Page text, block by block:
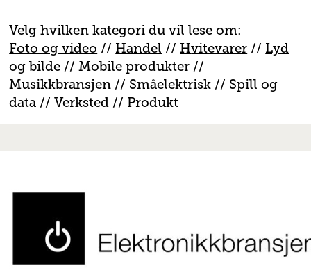
Velg hvilken kategori du vil lese om:
Foto og video // Handel // Hvitevarer // Lyd
og bilde //Mobile produkter //
Musikkbransjen // Småelektrisk // Spill og
data //Verksted // Produkt